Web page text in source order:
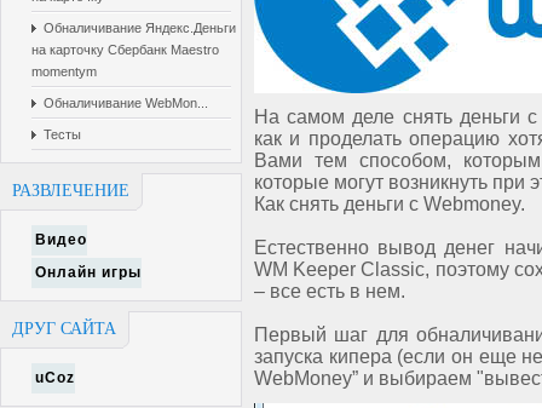
Обналичивание Яндекс.Деньги
на карточку Сбербанк Maestro
momentym
Обналичивание WebMon...
Тесты
РАЗВЛЕЧЕНИЕ
Видео
Онлайн игры
ДРУГ САЙТА
uCoz
На самом деле снять деньги
как и проделать операцию
Вами тем способом,
которые могут возникнуть при
Как снять деньги с Webmoney.
Естественно вывод денег
WM Keeper Classic, поэтому
– все есть в нем.
Первый шаг для
запуска кипера (если он еще
WebMoney” и выбираем